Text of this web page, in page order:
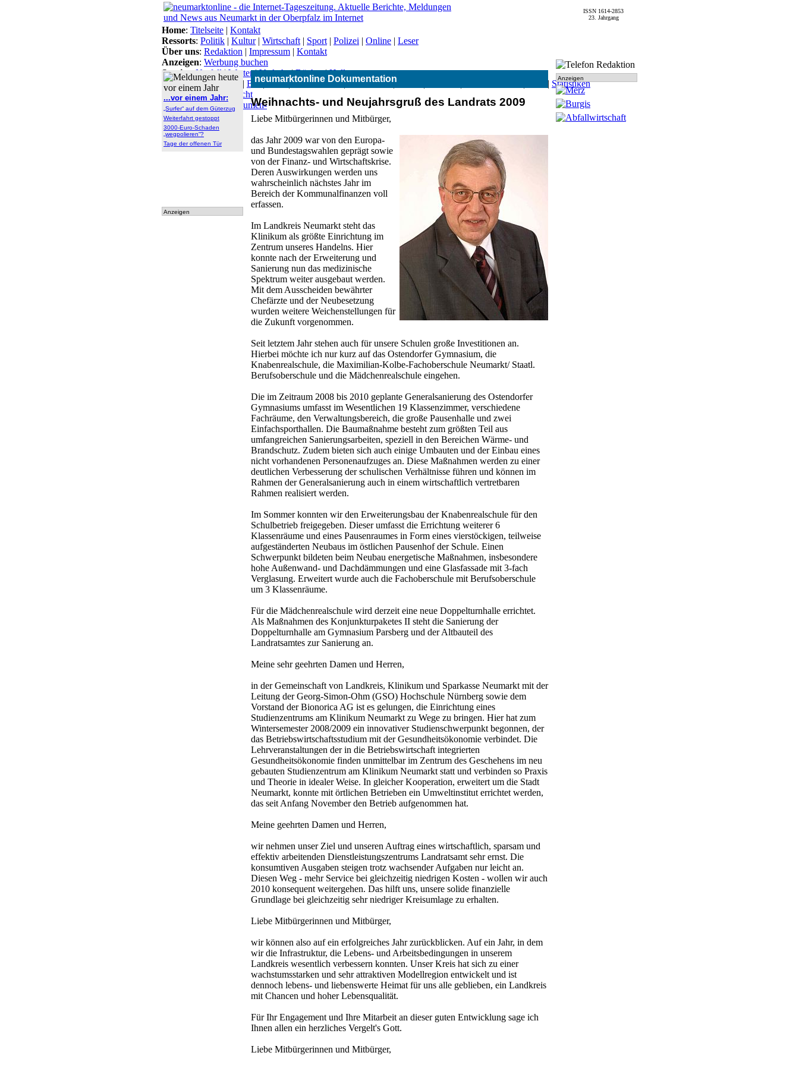
neumarktonline Dokumentation
Weihnachts- und Neujahrsgruß des Landrats 2009
Liebe Mitbürgerinnen und Mitbürger,
das Jahr 2009 war von den Europa-
und Bundestagswahlen geprägt sowie
von der Finanz- und Wirtschaftskrise.
Deren Auswirkungen werden uns
wahrscheinlich nächstes Jahr im
Bereich der Kommunalfinanzen voll
erfassen.
Im Landkreis Neumarkt steht das
Klinikum als größte Einrichtung im
Zentrum unseres Handelns. Hier
konnte nach der Erweiterung und
Sanierung nun das medizinische
Spektrum weiter ausgebaut werden.
Mit dem Ausscheiden bewährter
Chefärzte und der Neubesetzung
wurden weitere Weichenstellungen für
die Zukunft vorgenommen.
Seit letztem Jahr stehen auch für unsere Schulen große Investitionen an.
Hierbei möchte ich nur kurz auf das Ostendorfer Gymnasium, die
Knabenrealschule, die Maximilian-Kolbe-Fachoberschule Neumarkt/ Staatl.
Berufsoberschule und die Mädchenrealschule eingehen.
Die im Zeitraum 2008 bis 2010 geplante Generalsanierung des Ostendorfer
Gymnasiums umfasst im Wesentlichen 19 Klassenzimmer, verschiedene
Fachräume, den Verwaltungsbereich, die große Pausenhalle und zwei
Einfachsporthallen. Die Baumaßnahme besteht zum größten Teil aus
umfangreichen Sanierungsarbeiten, speziell in den Bereichen Wärme- und
Brandschutz. Zudem bieten sich auch einige Umbauten und der Einbau eines
nicht vorhandenen Personenaufzuges an. Diese Maßnahmen werden zu einer
deutlichen Verbesserung der schulischen Verhältnisse führen und können im
Rahmen der Generalsanierung auch in einem wirtschaftlich vertretbaren
Rahmen realisiert werden.
Im Sommer konnten wir den Erweiterungsbau der Knabenrealschule für den
Schulbetrieb freigegeben. Dieser umfasst die Errichtung weiterer 6
Klassenräume und eines Pausenraumes in Form eines vierstöckigen, teilweise
aufgeständerten Neubaus im östlichen Pausenhof der Schule. Einen
Schwerpunkt bildeten beim Neubau energetische Maßnahmen, insbesondere
hohe Außenwand- und Dachdämmungen und eine Glasfassade mit 3-fach
Verglasung. Erweitert wurde auch die Fachoberschule mit Berufsoberschule
um 3 Klassenräume.
Für die Mädchenrealschule wird derzeit eine neue Doppelturnhalle errichtet.
Als Maßnahmen des Konjunkturpaketes II steht die Sanierung der
Doppelturnhalle am Gymnasium Parsberg und der Altbauteil des
Landratsamtes zur Sanierung an.
Meine sehr geehrten Damen und Herren,
in der Gemeinschaft von Landkreis, Klinikum und Sparkasse Neumarkt mit der
Leitung der Georg-Simon-Ohm (GSO) Hochschule Nürnberg sowie dem
Vorstand der Bionorica AG ist es gelungen, die Einrichtung eines
Studienzentrums am Klinikum Neumarkt zu Wege zu bringen. Hier hat zum
Wintersemester 2008/2009 ein innovativer Studienschwerpunkt begonnen, der
das Betriebswirtschaftsstudium mit der Gesundheitsökonomie verbindet. Die
Lehrveranstaltungen der in die Betriebswirtschaft integrierten
Gesundheitsökonomie finden unmittelbar im Zentrum des Geschehens im neu
gebauten Studienzentrum am Klinikum Neumarkt statt und verbinden so Praxis
und Theorie in idealer Weise. In gleicher Kooperation, erweitert um die Stadt
Neumarkt, konnte mit örtlichen Betrieben ein Umweltinstitut errichtet werden,
das seit Anfang November den Betrieb aufgenommen hat.
Meine geehrten Damen und Herren,
wir nehmen unser Ziel und unseren Auftrag eines wirtschaftlich, sparsam und
effektiv arbeitenden Dienstleistungszentrums Landratsamt sehr ernst. Die
konsumtiven Ausgaben steigen trotz wachsender Aufgaben nur leicht an.
Diesen Weg - mehr Service bei gleichzeitig niedrigen Kosten - wollen wir auch
2010 konsequent weitergehen. Das hilft uns, unsere solide finanzielle
Grundlage bei gleichzeitig sehr niedriger Kreisumlage zu erhalten.
Liebe Mitbürgerinnen und Mitbürger,
wir können also auf ein erfolgreiches Jahr zurückblicken. Auf ein Jahr, in dem
wir die Infrastruktur, die Lebens- und Arbeitsbedingungen in unserem
Landkreis wesentlich verbessern konnten. Unser Kreis hat sich zu einer
wachstumsstarken und sehr attraktiven Modellregion entwickelt und ist
dennoch lebens- und liebenswerte Heimat für uns alle geblieben, ein Landkreis
mit Chancen und hoher Lebensqualität.
Für Ihr Engagement und Ihre Mitarbeit an dieser guten Entwicklung sage ich
Ihnen allen ein herzliches Vergelt's Gott.
Liebe Mitbürgerinnen und Mitbürger,
...vor einem Jahr:
„Surfer“ auf dem Güterzug
Weiterfahrt gestoppt
3000-Euro-Schaden
„wegpolieren“?
Tage der offenen Tür
Anzeigen
Anzeigen
ISSN 1614-2853
23. Jahrgang
Home: Titelseite | Kontakt
Ressorts: Politik | Kultur| Wirtschaft | Sport | Polizei | Online | Leser
Über uns: Redaktion | Impressum | Kontakt
Anzeigen: Werbung buchen
Service: Notfall | Wetter|Verkehr|Bücher|Hallo
Themen:Arbeitsamt | BN|CSU|Freie Wähler|Gesundheit| | Statistiken
Lokal-Links:Übersicht
Archiv:Archiv|Dokumen-
tationen